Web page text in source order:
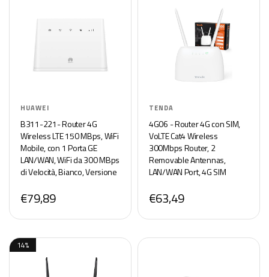
HUAWEI
B311-221- Router 4G
Wireless LTE 150 MBps, WiFi
Mobile, con 1 Porta GE
LAN/WAN, WiFi da 300 MBps
di Velocità, Bianco, Versione
€79,89
TENDA
4G06 - Router 4G con SIM,
VoLTE Cat4 Wireless
300Mbps Router, 2
Removable Antennas,
LAN/WAN Port, 4G SIM
Plug & Play in 1 minuto
€63,49
14%